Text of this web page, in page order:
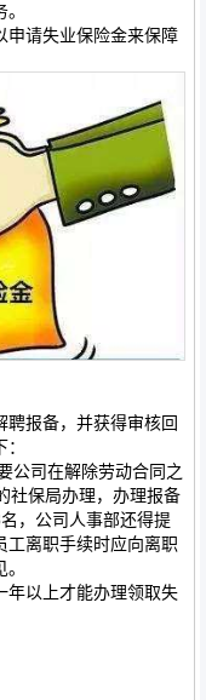
请失业保险金来保障
报备，并获得审核回
司在解除劳动合同之
社保局办理，办理报备
，公司人事部还得提
工离职手续时应向离职
以上才能办理领取失